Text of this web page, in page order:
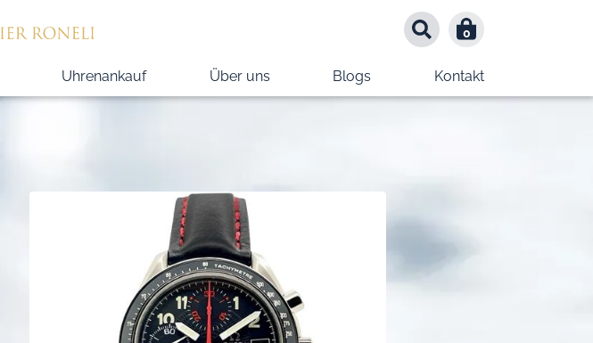
0
Uhrenankauf Über uns Blogs Kontakt